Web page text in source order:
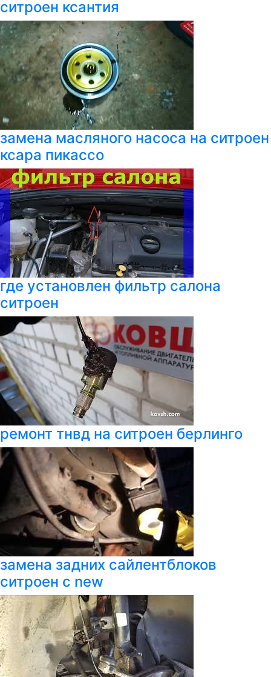
ситроен ксантия
замена масляного насоса на ситроен
ксара пикассо
где установлен фильтр салона
ситроен
ремонт тнвд на ситроен берлинго
замена задних сайлентблоков
ситроен с new